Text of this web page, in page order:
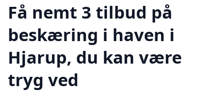
Få nemt 3 tilbud på
beskæring i haven i
Hjarup, du kan være
tryg ved